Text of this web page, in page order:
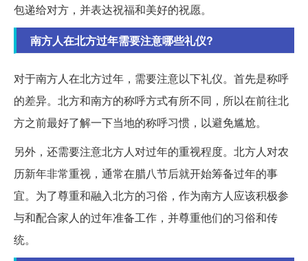
包递给对方，并表达祝福和美好的祝愿。
南方人在北方过年需要注意哪些礼仪?
对于南方人在北方过年，需要注意以下礼仪。首先是称呼
的差异。北方和南方的称呼方式有所不同，所以在前往北
方之前最好了解一下当地的称呼习惯，以避免尴尬。
另外，还需要注意北方人对过年的重视程度。北方人对农
历新年非常重视，通常在腊八节后就开始筹备过年的事
宜。为了尊重和融入北方的习俗，作为南方人应该积极参
与和配合家人的过年准备工作，并尊重他们的习俗和传
统。